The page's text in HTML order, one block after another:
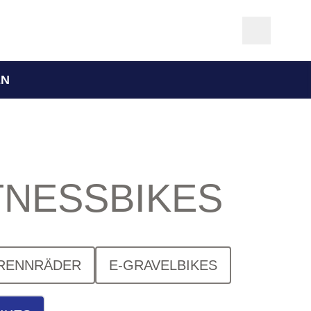
E-GRAVELBIKES